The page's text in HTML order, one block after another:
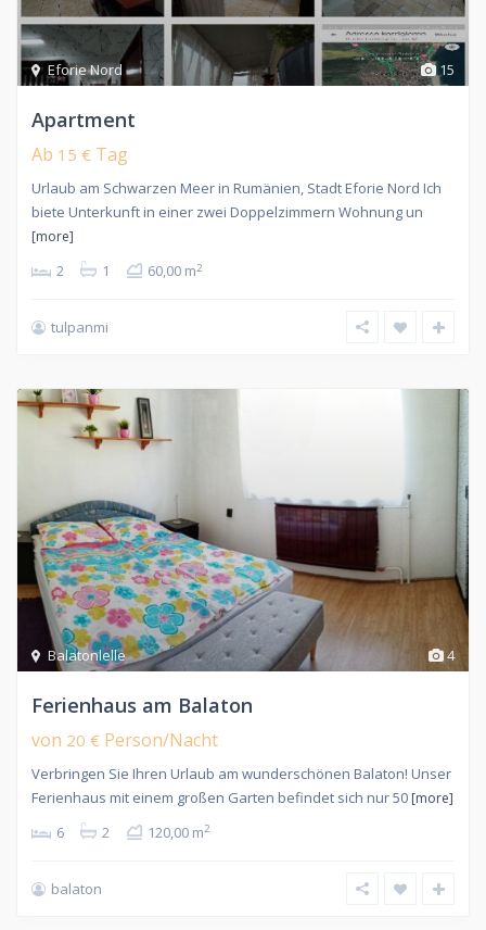
15
Eforie Nord
Apartment
Ab 15 € Tag
Urlaub am Schwarzen Meer in Rumänien, Stadt Eforie Nord Ich
biete Unterkunft in einer zwei Doppelzimmern Wohnung un
[more]
2 1 60,00 m2
tulpanmi
4
Balatonlelle
Ferienhaus am Balaton
von 20 € Person/Nacht
Verbringen Sie Ihren Urlaub am wunderschönen Balaton! Unser
Ferienhaus mit einem großen Garten befindet sich nur 50 [more]
6 2 120,00 m2
balaton